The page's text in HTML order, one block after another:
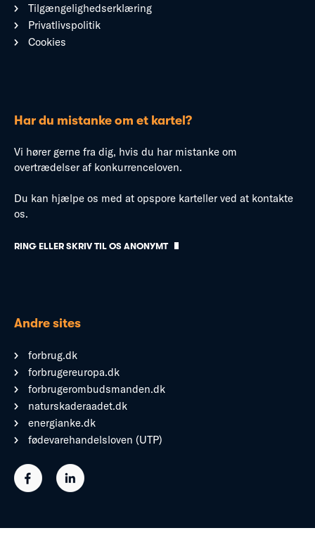
Tilgængelighedserklæring
Privatlivspolitik
Cookies
Har du mistanke om et kartel?
Vi hører gerne fra dig, hvis du har mistanke om
overtrædelser af konkurrenceloven.
Du kan hjælpe os med at opspore karteller ved at kontakte
os.
RING ELLER SKRIV TIL OS ANONYMT
Andre sites
forbrug.dk
forbrugereuropa.dk
forbrugerombudsmanden.dk
naturskaderaadet.dk
energianke.dk
fødevarehandelsloven (UTP)